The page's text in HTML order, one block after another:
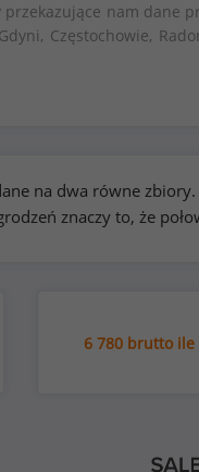
nam dane
Częstochowie,
na dwa równe
znaczy to, że
6 780 brutto